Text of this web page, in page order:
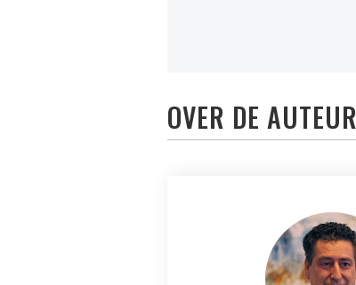
OVER DE AUTEUR